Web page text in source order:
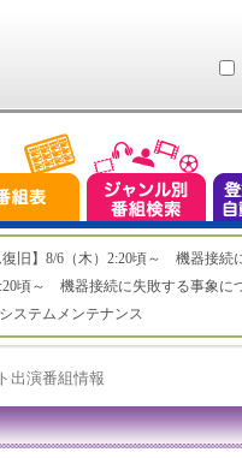
復旧】8/6（木）2:20頃～ 機器接続
頃～ 機器接続に失敗する事象に
ステムメンテナンス
出演番組情報